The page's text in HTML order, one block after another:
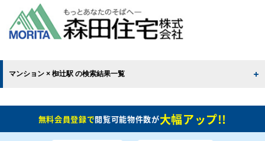
マンション × 椥辻駅 の検索結果一覧
無料会員登録で閲覧可能物件数が大幅アップ!!